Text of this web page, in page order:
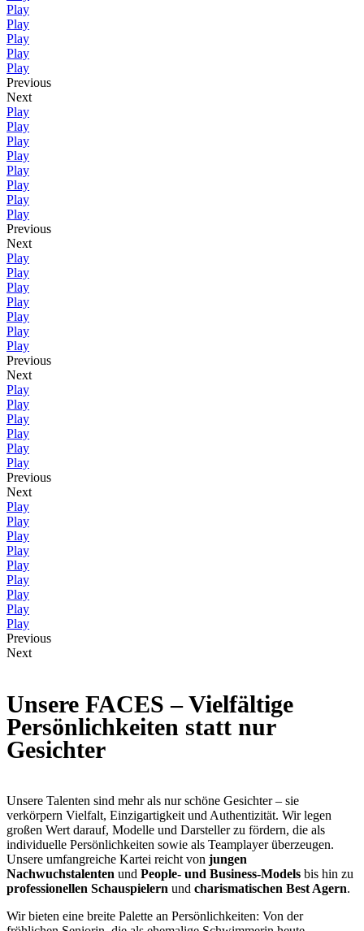
Play
Play
Play
Play
Play
Previous
Next
Play
Play
Play
Play
Play
Play
Play
Play
Previous
Next
Play
Play
Play
Play
Play
Play
Play
Previous
Next
Play
Play
Play
Play
Play
Play
Previous
Next
Play
Play
Play
Play
Play
Play
Play
Play
Play
Previous
Next
Unsere FACES – Vielfältige
Persönlichkeiten statt nur
Gesichter
Unsere Talenten sind mehr als nur schöne Gesichter – sie
verkörpern Vielfalt, Einzigartigkeit und Authentizität. Wir legen
großen Wert darauf, Modelle und Darsteller zu fördern, die als
individuelle Persönlichkeiten sowie als Teamplayer überzeugen.
Unsere umfangreiche Kartei reicht von jungen
Nachwuchstalenten und People- und Business-Models bis hin zu
professionellen Schauspielern und charismatischen Best Agern.
Wir bieten eine breite Palette an Persönlichkeiten: Von der